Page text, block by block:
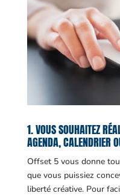
1. VOUS SOUHAITEZ
AGENDA, CALENDRIER
Offset 5 vous donne
que vous puissiez
liberté créative. Pour